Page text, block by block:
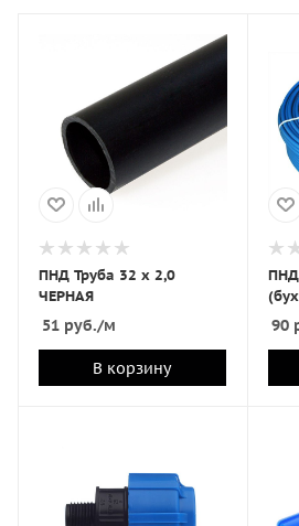
ПНД Труба 32 х 2,0
ЧЕРНАЯ
51 руб./м
В корзину
ПНД
90